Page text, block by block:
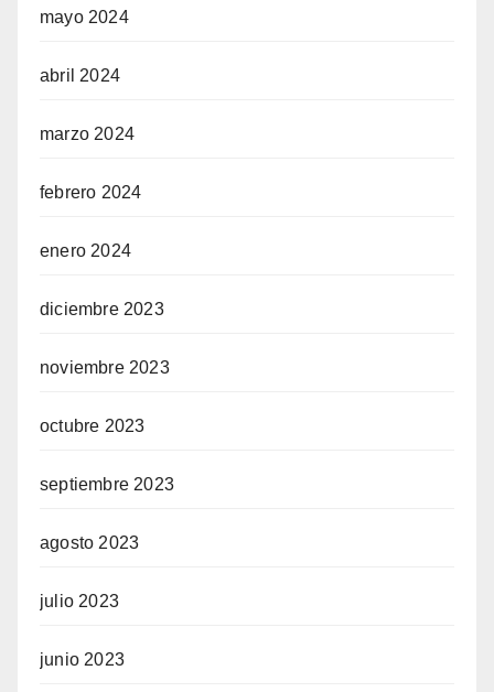
mayo 2024
abril 2024
marzo 2024
febrero 2024
enero 2024
diciembre 2023
noviembre 2023
octubre 2023
septiembre 2023
agosto 2023
julio 2023
junio 2023